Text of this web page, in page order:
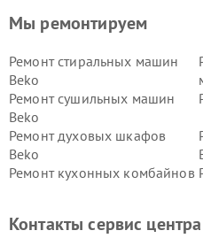
Мы ремонтируем
Ремонт стиральных машин
Beko
Ремонт сушильных машин
Beko
Ремонт духовых шкафов
Beko
Ремонт кухонных комбайнов
Ремонт холодильников Beko
Контакты сервис центра